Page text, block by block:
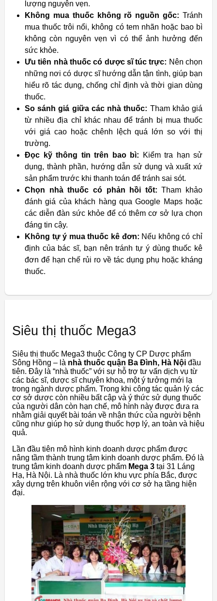
lượng nguyên vẹn.
Không mua thuốc không rõ nguồn gốc: Tránh
mua thuốc trôi nổi, không có tem nhãn hoặc bao bì
không còn nguyên vẹn vì có thể ảnh hưởng đến
sức khỏe.
Ưu tiên nhà thuốc có dược sĩ túc trực: Nên chọn
những nơi có dược sĩ hướng dẫn tận tình, giúp bạn
hiểu rõ tác dụng, chống chỉ định và thời gian dùng
thuốc.
So sánh giá giữa các nhà thuốc: Tham khảo giá
từ nhiều địa chỉ khác nhau để tránh bị mua thuốc
với giá cao hoặc chênh lệch quá lớn so với thị
trường.
Đọc kỹ thông tin trên bao bì: Kiểm tra hạn sử
dụng, thành phần, hướng dẫn sử dụng và xuất xứ
sản phẩm trước khi thanh toán để tránh sai sót.
Chọn nhà thuốc có phản hồi tốt: Tham khảo
đánh giá của khách hàng qua Google Maps hoặc
các diễn đàn sức khỏe để có thêm cơ sở lựa chọn
đáng tin cậy.
Không tự ý mua thuốc kê đơn: Nếu không có chỉ
định của bác sĩ, bạn nên tránh tự ý dùng thuốc kê
đơn để hạn chế rủi ro về tác dụng phụ hoặc kháng
thuốc.
Siêu thị thuốc Mega3
Siêu thị thuốc Mega3 thuộc Công ty CP Dược phẩm
Sông Hồng – là nhà thuốc quận Ba Đình, Hà Nội đầu
tiên. Đây là “nhà thuốc” với sự hỗ trợ tư vấn dịch vụ từ
các bác sĩ, dược sĩ chuyên khoa, một ý tưởng mới lạ
trong ngành dược phẩm. Trong khi công tác quản lý các
cơ sở dược còn nhiều bất cập và ý thức sử dụng thuốc
của người dân còn hạn chế, mô hình này được đưa ra
nhằm giải quyết bài toán về nhận thức của người bệnh
cũng như giúp họ sử dụng thuốc hợp lý, an toàn và hiệu
quả.
Lần đầu tiên mô hình kinh doanh dược phẩm được
nâng tầm thành trung tâm kinh doanh dược phẩm. Đó là
trung tâm kinh doanh dược phẩm Mega 3 tại 31 Láng
Hạ, Hà Nội. Là nhà thuốc lớn khu vực phía Bắc, được
xây dựng trên khuôn viên rộng với cơ sở hạ tầng hiện
đại.